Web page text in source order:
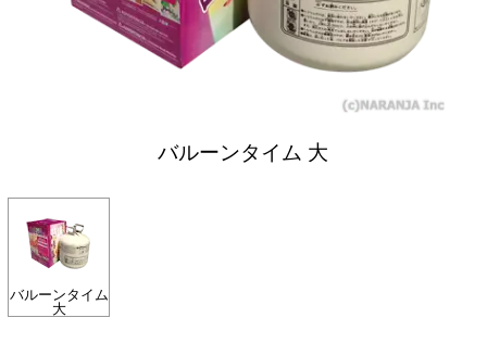
バルーンタイム 大
バルーンタイム
大